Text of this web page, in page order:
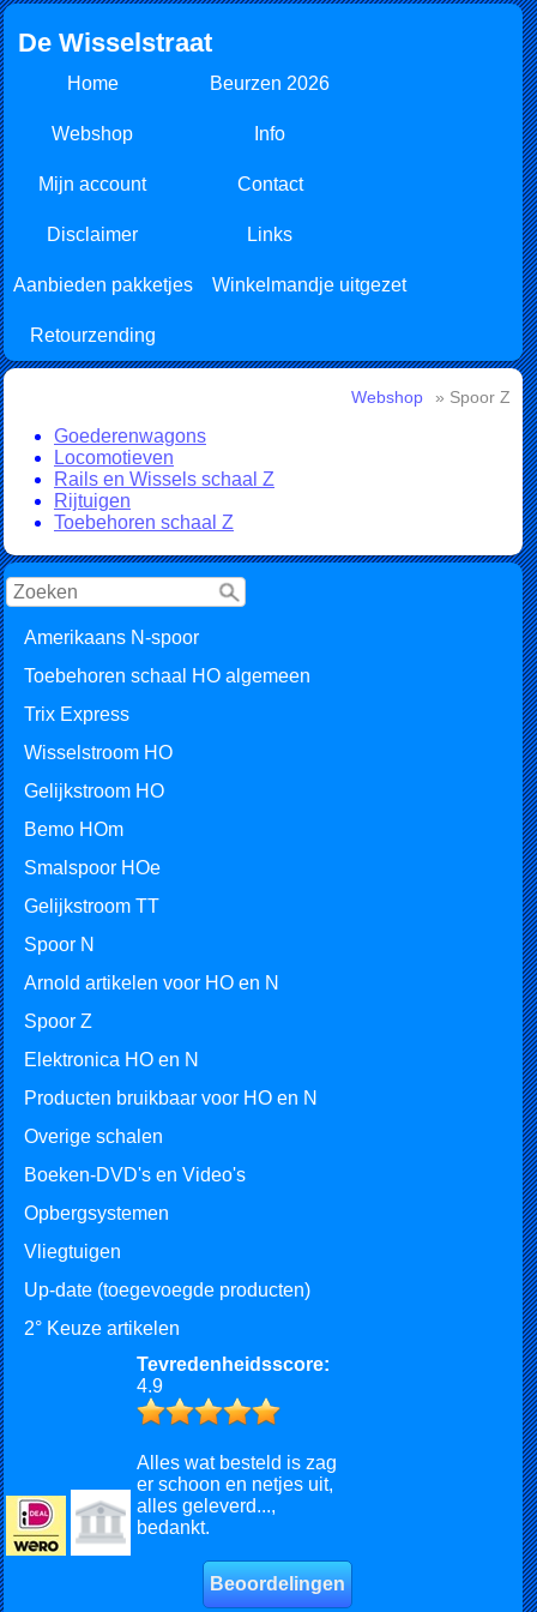
De Wisselstraat
Home Beurzen 2026
Webshop Info
Mijn account Contact
Disclaimer Links
Aanbieden pakketjes Winkelmandje uitgezet
Retourzending
Amerikaans N-spoor
Toebehoren schaal HO algemeen
Trix Express
Wisselstroom HO
Gelijkstroom HO
Bemo HOm
Smalspoor HOe
Gelijkstroom TT
Spoor N
Arnold artikelen voor HO en N
Spoor Z
Elektronica HO en N
Producten bruikbaar voor HO en N
Overige schalen
Boeken-DVD's en Video's
Opbergsystemen
Vliegtuigen
Up-date (toegevoegde producten)
2° Keuze artikelen
Tevredenheidsscore:
4.9
Alles wat besteld is zag
er schoon en netjes uit,
alles geleverd...,
bedankt.
Beoordelingen
Webshop » Spoor Z
Goederenwagons
Locomotieven
Rails en Wissels schaal Z
Rijtuigen
Toebehoren schaal Z